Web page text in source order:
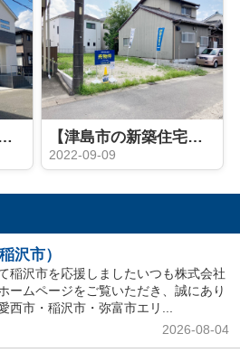
ーバルガーデン津島市江西町 全６棟 【津島市の新築住宅】 津島市瑠璃小路町 全1棟
2022-09-09
沢市）
稲沢市を応援しましたいつも株式会社
ームページをご覧いただき、誠にあり
西市・稲沢市・弥富市エリ...
2026-08-04